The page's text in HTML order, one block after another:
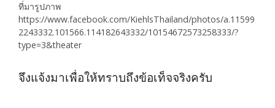
ที่มารูปภาพ
https://www.facebook.com/KiehlsThailand/photos/a.11599
2243332.101566.114182643332/10154672573258333/?
type=3&theater
จึงแจ้งมาเพื่อให้ทราบถึงข้อเท็จจริงครับ